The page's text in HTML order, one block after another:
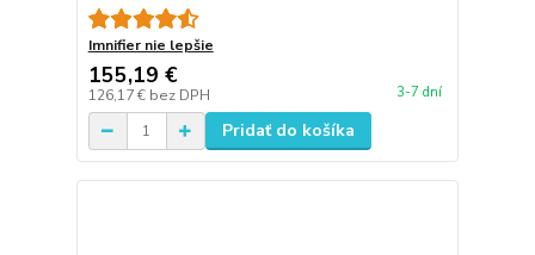
Imnifier nie lepšie
155,19 €
126,17 € bez DPH 3-7 dní
Pridať do košíka